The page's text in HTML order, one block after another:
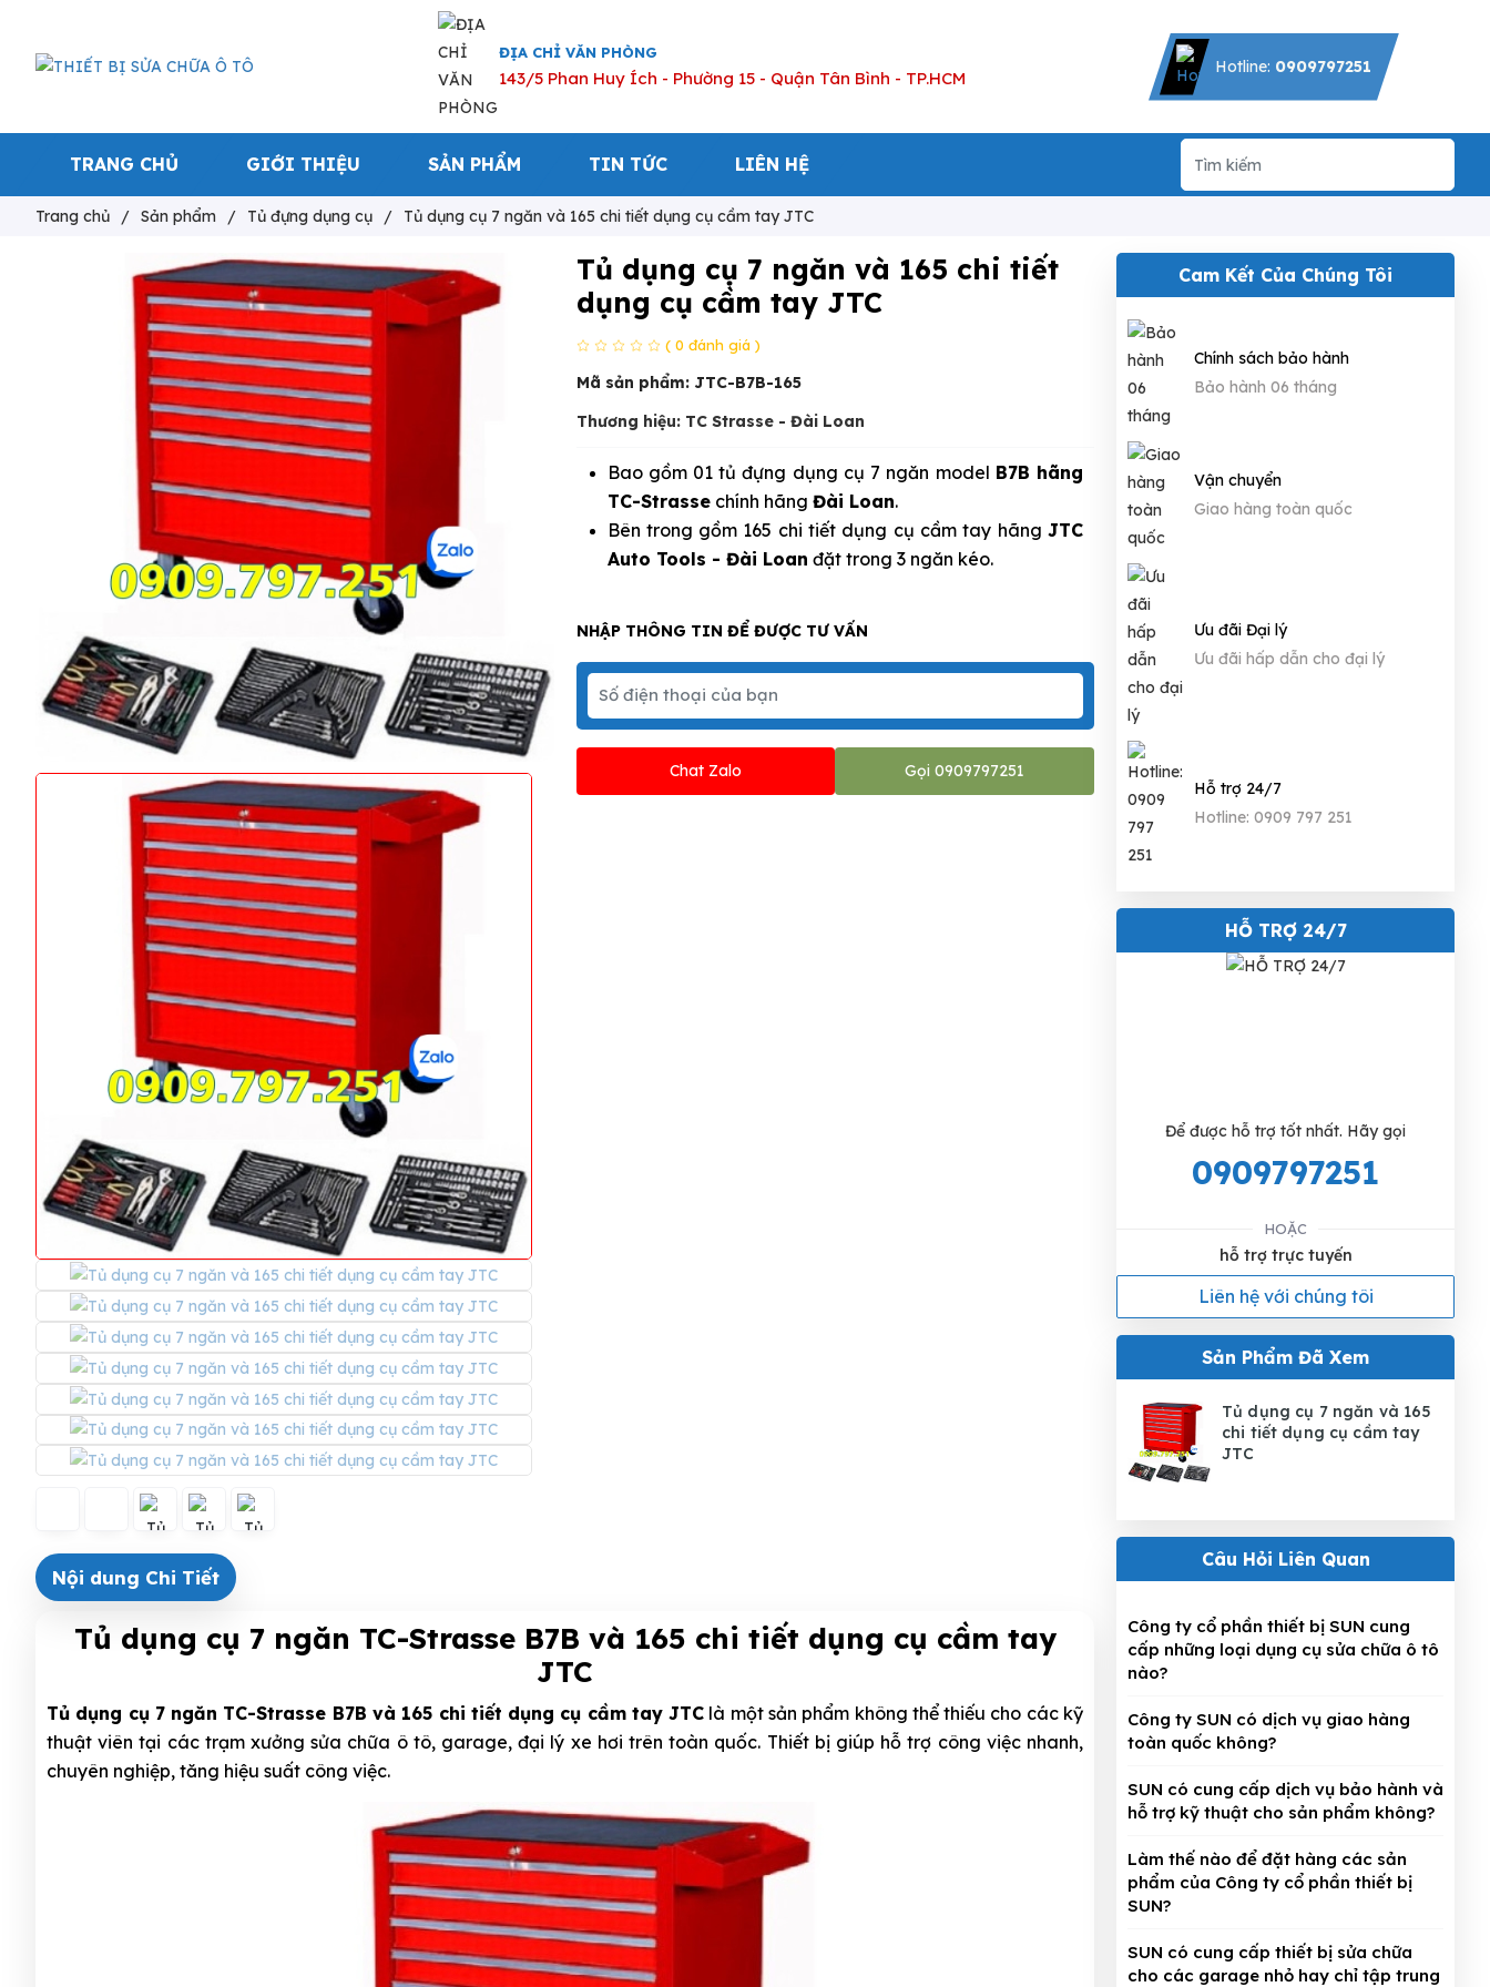
ĐỊA CHỈ VĂN PHÒNG
143/5 Phan Huy Ích - Phường 15 - Quận Tân Bình - TP.HCM
Hotline: 0909797251
TRANG CHỦ GIỚI THIỆU SẢN PHẨM TIN TỨC LIÊN HỆ
Trang chủ / Sản phẩm / Tủ đựng dụng cụ / Tủ dụng cụ 7 ngăn và 165 chi tiết dụng cụ cầm tay JTC
Tủ dụng cụ 7 ngăn và 165 chi tiết
dụng cụ cầm tay JTC
( 0 đánh giá )
Mã sản phẩm: JTC-B7B-165
Thương hiệu: TC Strasse - Đài Loan
Bao gồm 01 tủ đựng dụng cụ 7 ngăn model B7B hãng
TC-Strassechính hãng Đài Loan.
Bên trong gồm 165 chi tiết dụng cụ cầm tay hãng JTC
Auto Tools - Đài Loan đặt trong 3 ngăn kéo.
NHẬP THÔNG TIN ĐỂ ĐƯỢC TƯ VẤN
Chat Zalo Gọi 0909797251
Nội dung Chi Tiết
Tủ dụng cụ 7 ngăn TC-Strasse B7B và 165 chi tiết dụng cụ cầm tay
JTC
Tủ dụng cụ 7 ngăn TC-Strasse B7B và 165 chi tiết dụng cụ cầm tay JTC là một sản phẩm không thể thiếu cho các kỹ
thuật viên tại các trạm xưởng sửa chữa ô tô, garage, đại lý xe hơi trên toàn quốc. Thiết bị giúp hỗ trợ công việc nhanh,
chuyên nghiệp, tăng hiệu suất công việc.
Cam Kết Của Chúng Tôi
Chính sách bảo hành
Bảo hành 06 tháng
Vận chuyển
Giao hàng toàn quốc
Ưu đãi Đại lý
Ưu đãi hấp dẫn cho đại lý
Hỗ trợ 24/7
Hotline: 0909 797 251
HỖ TRỢ 24/7
Để được hỗ trợ tốt nhất. Hãy gọi
0909797251
HOẶC
hỗ trợ trực tuyến
Liên hệ với chúng tôi
Sản Phẩm Đã Xem
Tủ dụng cụ 7 ngăn và 165
chi tiết dụng cụ cầm tay
JTC
Câu Hỏi Liên Quan
Công ty cổ phần thiết bị SUN cung
cấp những loại dụng cụ sửa chữa ô tô
nào?
Công ty SUN có dịch vụ giao hàng
toàn quốc không?
SUN có cung cấp dịch vụ bảo hành và
hỗ trợ kỹ thuật cho sản phẩm không?
Làm thế nào để đặt hàng các sản
phẩm của Công ty cổ phần thiết bị
SUN?
SUN có cung cấp thiết bị sửa chữa
cho các garage nhỏ hay chỉ tập trung